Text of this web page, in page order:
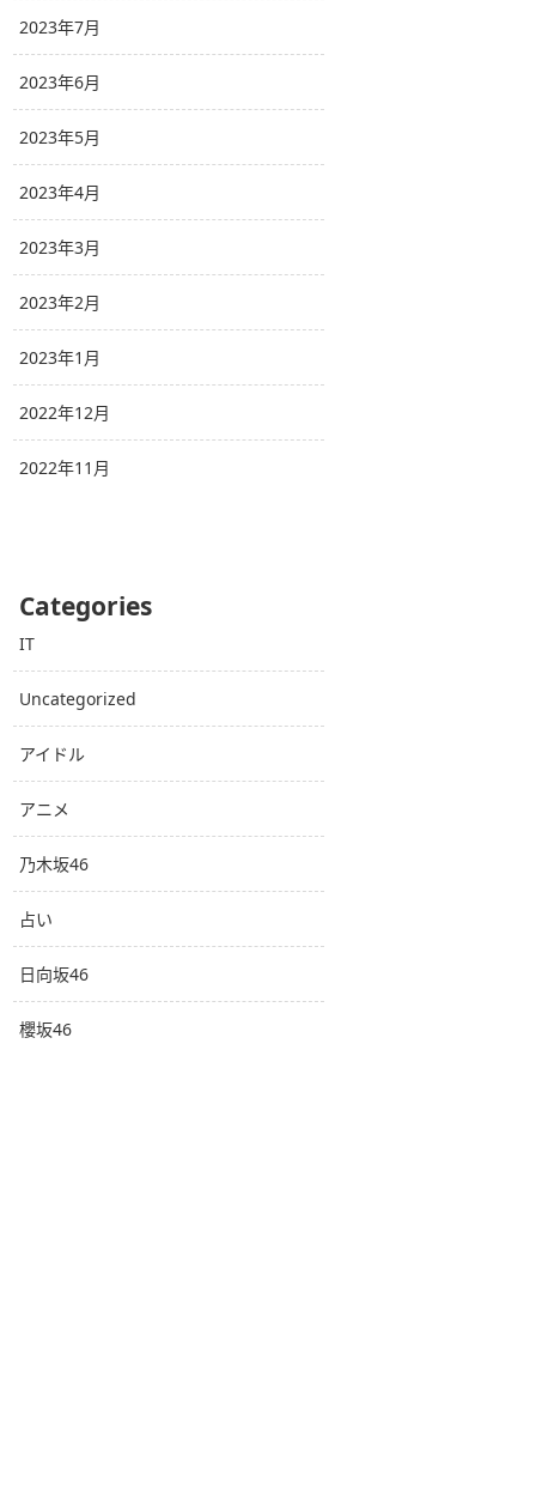
2023年7月
2023年6月
2023年5月
2023年4月
2023年3月
2023年2月
2023年1月
2022年12月
2022年11月
Categories
IT
Uncategorized
アイドル
アニメ
乃木坂46
占い
日向坂46
櫻坂46